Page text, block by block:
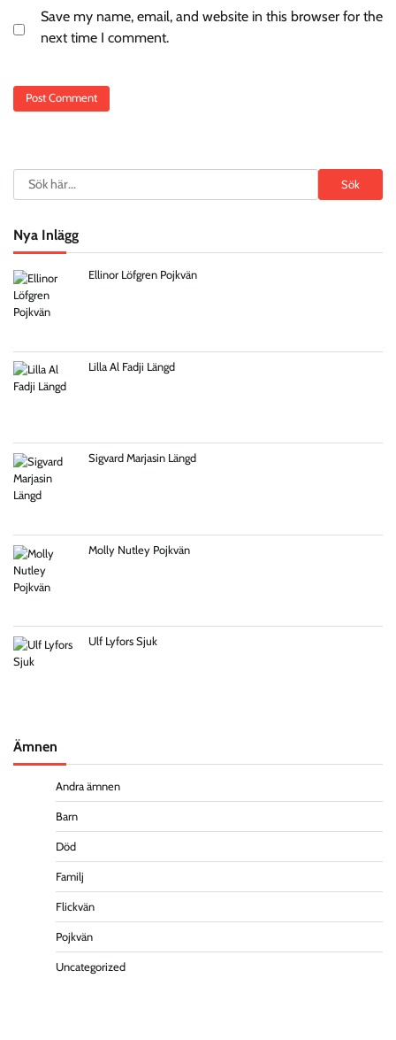
Save my name, email, and website in this browser for the
next time I comment.
Search Sök
Nya Inlägg
Ellinor Löfgren Pojkvän
Lilla Al Fadji Längd
Sigvard Marjasin Längd
Molly Nutley Pojkvän
Ulf Lyfors Sjuk
Ämnen
Andra ämnen
Barn
Död
Familj
Flickvän
Pojkvän
Uncategorized